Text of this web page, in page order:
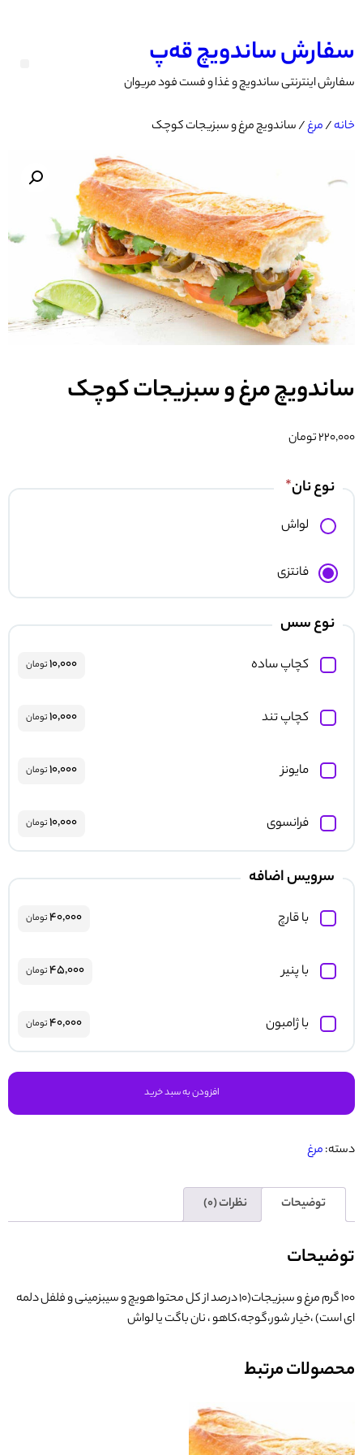
سفارش ساندویچ قه‌پ
سفارش اینترنتی ساندویچ‌ و‌ غذا و فست فود مریوان
خانه/مرغ/ ساندویچ مرغ و سبزیجات کوچک
ساندویچ مرغ و سبزیجات کوچک
220,000تومان
نوع نان
لواش
فانتزی
نوع سس
کچاپ ساده ۱۰,۰۰۰تومان
کچاپ تند ۱۰,۰۰۰تومان
مایونز ۱۰,۰۰۰تومان
فرانسوی ۱۰,۰۰۰تومان
سرویس اضافه
با قارچ ۴۰,۰۰۰تومان
با پنیر ۴۵,۰۰۰تومان
با ژامبون ۴۰,۰۰۰تومان
افزودن به سبد خرید
دسته:مرغ
توضیحات نظرات (0)
توضیحات
100 گرم مرغ و سبزیجات(10 درصد از کل محتوا هویچ و سیبزمینی و فلفل دلمه
ای است) ،خیار شور،گوجه،کاهو ، نان باگت یا لواش
محصولات مرتبط